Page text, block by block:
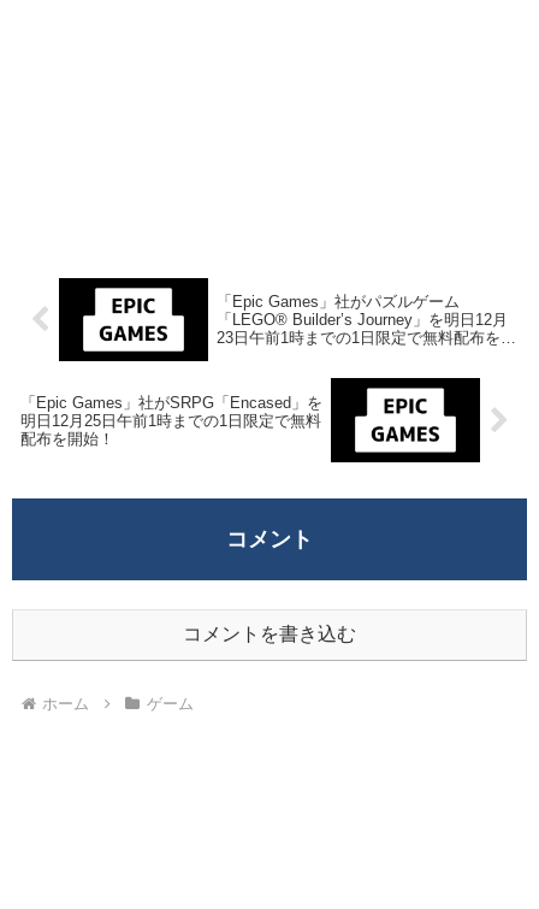
「Epic Games」社がパズルゲーム
「LEGO® Builder’s Journey」を明日12月
23日午前1時までの1日限定で無料配布を開
「Epic Games」社がSRPG「Encased」を
明日12月25日午前1時までの1日限定で無料
配布を開始！
コメント
コメントを書き込む
ホーム ゲーム